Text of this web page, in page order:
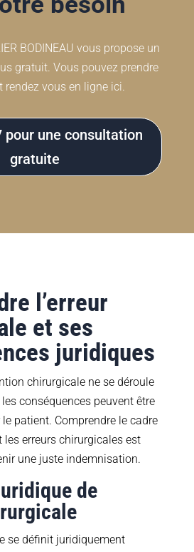
BODINEAU vous propose un
gratuit. Vous pouvez prendre
rendez vous en ligne ici.
pour une consultation
gratuite
l’erreur
et ses
juridiques
chirurgicale ne se déroule
conséquences peuvent être
patient. Comprendre le cadre
erreurs chirurgicales est
une juste indemnisation.
de
se définit juridiquement